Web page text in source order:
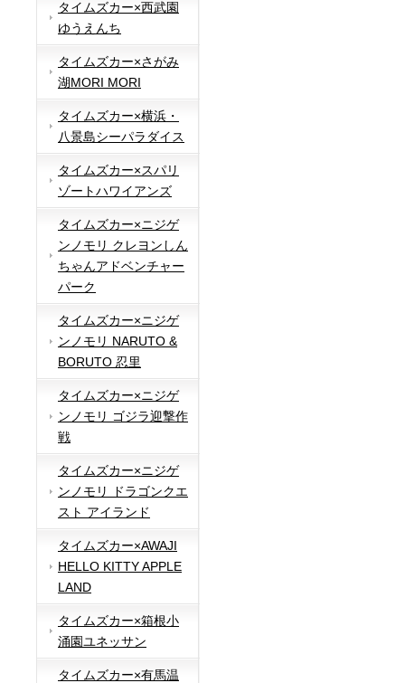
タイムズカー×西武園
ゆうえんち
タイムズカー×さがみ
湖MORI MORI
タイムズカー×横浜・
八景島シーパラダイス
タイムズカー×スパリ
ゾートハワイアンズ
タイムズカー×ニジゲ
ンノモリ クレヨンしん
ちゃんアドベンチャー
パーク
タイムズカー×ニジゲ
ンノモリ NARUTO &
BORUTO 忍里
タイムズカー×ニジゲ
ンノモリ ゴジラ迎撃作
戦
タイムズカー×ニジゲ
ンノモリ ドラゴンクエ
スト アイランド
タイムズカー×AWAJI
HELLO KITTY APPLE
LAND
タイムズカー×箱根小
涌園ユネッサン
タイムズカー×有馬温